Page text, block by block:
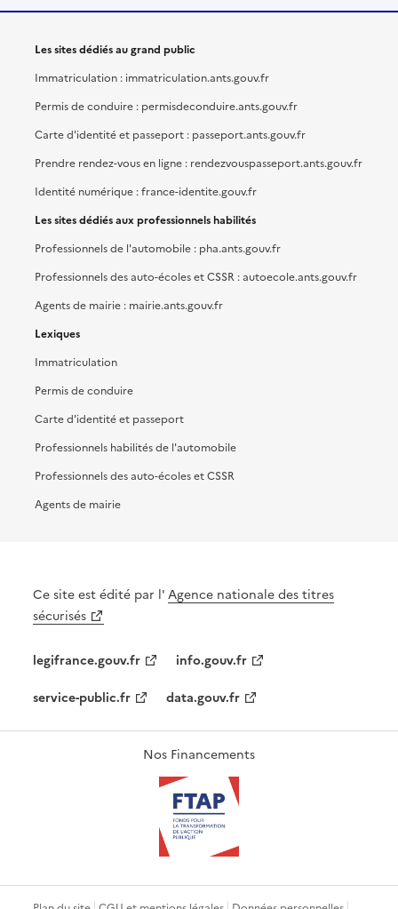
Les sites dédiés au grand public
Immatriculation : immatriculation.ants.gouv.fr
Permis de conduire : permisdeconduire.ants.gouv.fr
Carte d'identité et passeport : passeport.ants.gouv.fr
Prendre rendez-vous en ligne : rendezvouspasseport.ants.gouv.fr
Identité numérique : france-identite.gouv.fr
Les sites dédiés aux professionnels habilités
Professionnels de l'automobile : pha.ants.gouv.fr
Professionnels des auto-écoles et CSSR : autoecole.ants.gouv.fr
Agents de mairie : mairie.ants.gouv.fr
Lexiques
Immatriculation
Permis de conduire
Carte d'identité et passeport
Professionnels habilités de l'automobile
Professionnels des auto-écoles et CSSR
Agents de mairie
Ce site est édité par l'Agence nationale des titres
sécurisés
legifrance.gouv.fr
info.gouv.fr
service-public.fr
data.gouv.fr
Nos Financements